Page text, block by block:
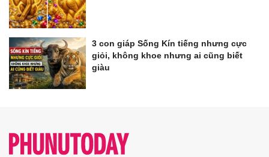
3 con giáp Sống Kín tiếng nhưng cực
giỏi, không khoe nhưng ai cũng biết
giàu